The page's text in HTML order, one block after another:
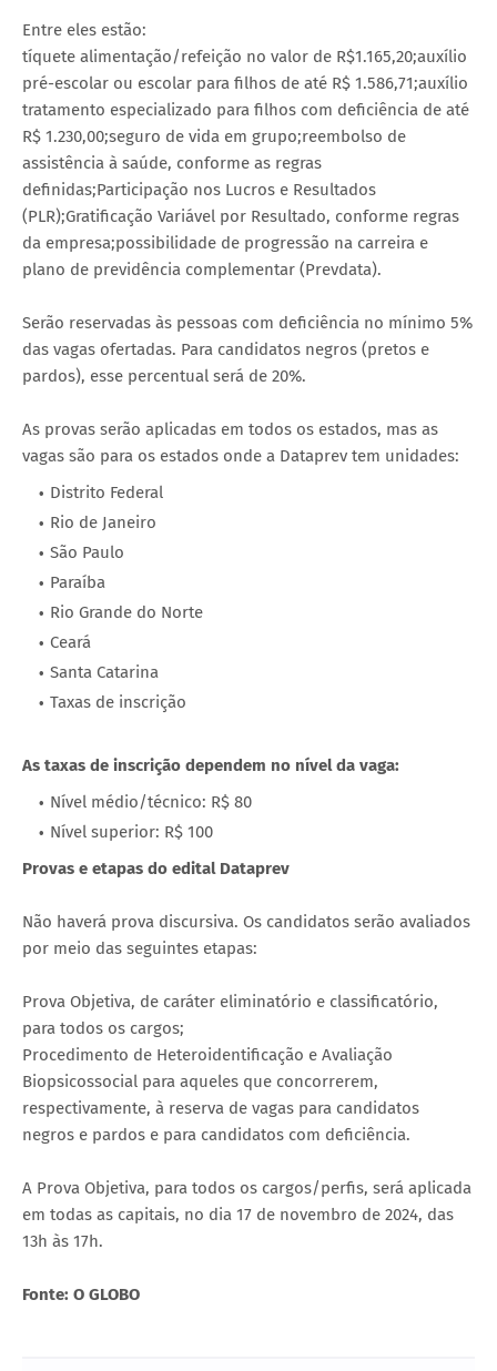
Entre eles estão:
tíquete alimentação/refeição no valor de R$1.165,20;auxílio
pré-escolar ou escolar para filhos de até R$ 1.586,71;auxílio
tratamento especializado para filhos com deficiência de até
R$ 1.230,00;seguro de vida em grupo;reembolso de
assistência à saúde, conforme as regras
definidas;Participação nos Lucros e Resultados
(PLR);Gratificação Variável por Resultado, conforme regras
da empresa;possibilidade de progressão na carreira e
plano de previdência complementar (Prevdata).
Serão reservadas às pessoas com deficiência no mínimo 5%
das vagas ofertadas. Para candidatos negros (pretos e
pardos), esse percentual será de 20%.
As provas serão aplicadas em todos os estados, mas as
vagas são para os estados onde a Dataprev tem unidades:
Distrito Federal
Rio de Janeiro
São Paulo
Paraíba
Rio Grande do Norte
Ceará
Santa Catarina
Taxas de inscrição
As taxas de inscrição dependem no nível da vaga:
Nível médio/técnico: R$ 80
Nível superior: R$ 100
Provas e etapas do edital Dataprev
Não haverá prova discursiva. Os candidatos serão avaliados
por meio das seguintes etapas:
Prova Objetiva, de caráter eliminatório e classificatório,
para todos os cargos;
Procedimento de Heteroidentificação e Avaliação
Biopsicossocial para aqueles que concorrerem,
respectivamente, à reserva de vagas para candidatos
negros e pardos e para candidatos com deficiência.
A Prova Objetiva, para todos os cargos/perfis, será aplicada
em todas as capitais, no dia 17 de novembro de 2024, das
13h às 17h.
Fonte: O GLOBO